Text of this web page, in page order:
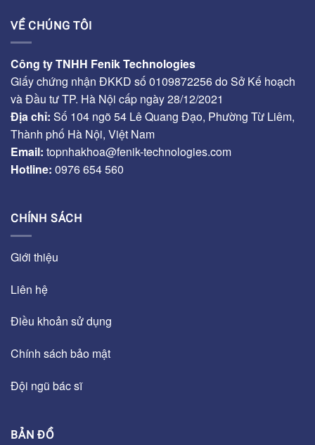
VỀ CHÚNG TÔI
Công ty TNHH Fenik Technologies
Giấy chứng nhận ĐKKD số 0109872256 do Sở Kế hoạch
và Đầu tư TP. Hà Nội cấp ngày 28/12/2021
Địa chỉ: Số 104 ngõ 54 Lê Quang Đạo, Phường Từ Liêm,
Thành phố Hà Nội, Việt Nam
Email: topnhakhoa@fenik-technologies.com
Hotline: 0976 654 560
CHÍNH SÁCH
Giới thiệu
Liên hệ
Điều khoản sử dụng
Chính sách bảo mật
Đội ngũ bác sĩ
BẢN ĐỒ